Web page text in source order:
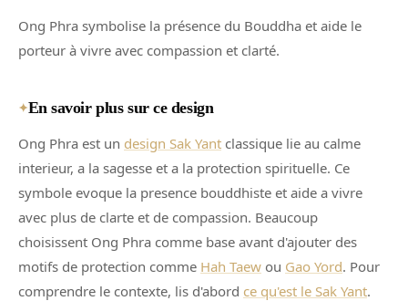
Ong Phra symbolise la présence du Bouddha et aide le
porteur à vivre avec compassion et clarté.
✦En savoir plus sur ce design
Ong Phra est un design Sak Yant classique lie au calme
interieur, a la sagesse et a la protection spirituelle. Ce
symbole evoque la presence bouddhiste et aide a vivre
avec plus de clarte et de compassion. Beaucoup
choisissent Ong Phra comme base avant d'ajouter des
motifs de protection comme Hah Taew ou Gao Yord. Pour
comprendre le contexte, lis d'abord ce qu'est le Sak Yant.